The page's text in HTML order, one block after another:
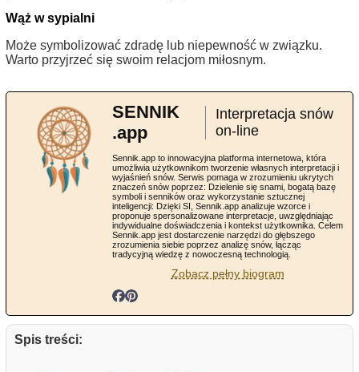
Wąż w sypialni
Może symbolizować zdradę lub niepewność w związku.
Warto przyjrzeć się swoim relacjom miłosnym.
SENNIK
.app
Interpretacja snów
on-line
Sennik.app to innowacyjna platforma internetowa, która
umożliwia użytkownikom tworzenie własnych interpretacji i
wyjaśnień snów. Serwis pomaga w zrozumieniu ukrytych
znaczeń snów poprzez: Dzielenie się snami, bogatą bazę
symboli i senników oraz wykorzystanie sztucznej
inteligencji: Dzięki SI, Sennik.app analizuje wzorce i
proponuje spersonalizowane interpretacje, uwzględniając
indywidualne doświadczenia i kontekst użytkownika. Celem
Sennik.app jest dostarczenie narzędzi do głębszego
zrozumienia siebie poprzez analizę snów, łącząc
tradycyjną wiedzę z nowoczesną technologią.
Zobacz pełny biogram
Spis treści: